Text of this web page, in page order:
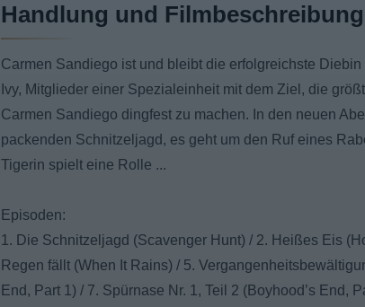
Handlung und
Carmen Sandiego ist und bleibt die erfolgreichste
Ivy, Mitglieder einer Spezialeinheit mit dem Ziel, die
Carmen Sandiego dingfest zu machen. In den neuen
packenden Schnitzeljagd, es geht um den Ruf eines
Tigerin spielt eine Rolle ...
Episoden:
1. Die Schnitzeljagd (Scavenger Hunt) / 2. Heißes Eis
Regen fällt (When It Rains) / 5.
End, Part 1) / 7. Spürnase Nr. 1, Teil 2 (Boyhood’s End,